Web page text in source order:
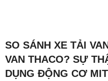
SO SÁNH XE TẢI
VAN THACO? SỰ
DỤNG ĐỘNG CƠ